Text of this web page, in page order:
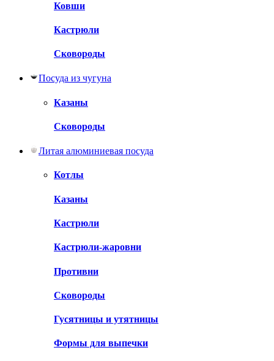
Ковши
Кастрюли
Сковороды
Посуда из чугуна
Казаны
Сковороды
Литая алюминиевая посуда
Котлы
Казаны
Кастрюли
Кастрюли-жаровни
Противни
Сковороды
Гусятницы и утятницы
Формы для выпечки